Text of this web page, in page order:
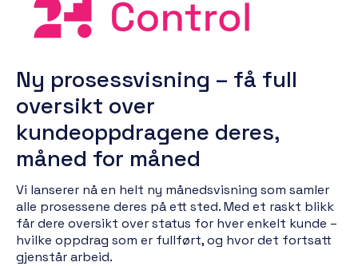
Ny prosessvisning – få full
oversikt over
kundeoppdragene deres,
måned for måned
Vi lanserer nå en helt ny månedsvisning som samler
alle prosessene deres på ett sted. Med et raskt blikk
får dere oversikt over status for hver enkelt kunde –
hvilke oppdrag som er fullført, og hvor det fortsatt
gjenstår arbeid.